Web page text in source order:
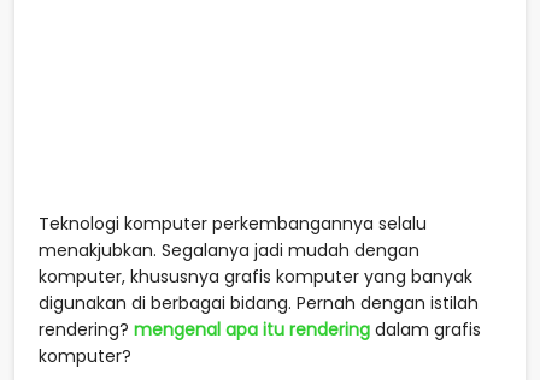
Teknologi komputer perkembangannya selalu
menakjubkan. Segalanya jadi mudah dengan
komputer, khususnya grafis komputer yang banyak
digunakan di berbagai bidang. Pernah dengan istilah
rendering? mengenal apa itu rendering dalam grafis
komputer?